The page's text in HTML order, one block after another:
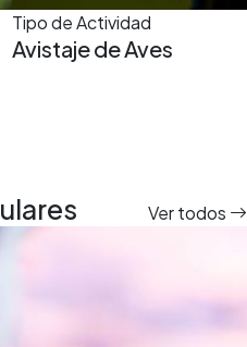
Tipo de Actividad
Avistaje de Aves
Ver todos